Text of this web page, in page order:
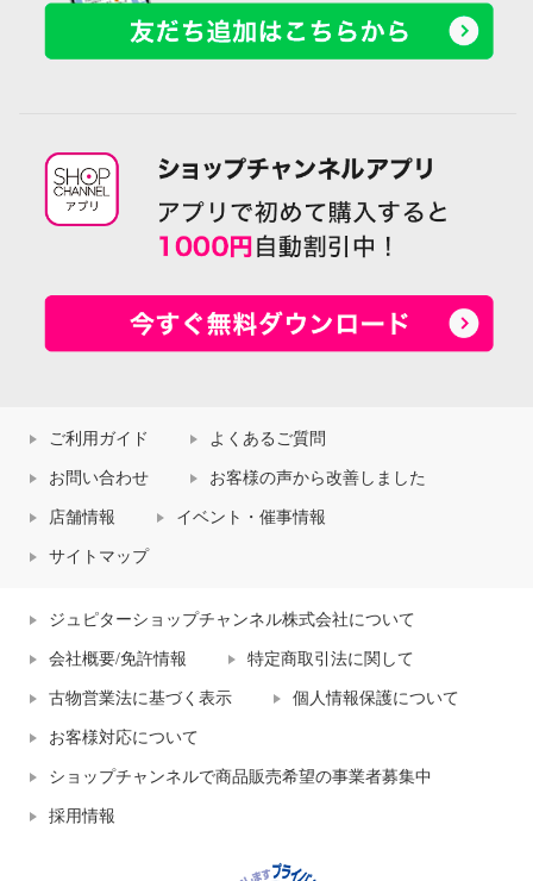
ご利用ガイド よくあるご質問
お問い合わせ お客様の声から改善しました
店舗情報 イベント・催事情報
サイトマップ
ジュピターショップチャンネル株式会社について
会社概要/免許情報 特定商取引法に関して
古物営業法に基づく表示 個人情報保護について
お客様対応について
ショップチャンネルで商品販売希望の事業者募集中
採用情報